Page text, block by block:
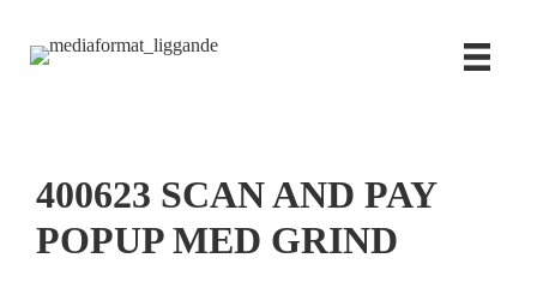
innehåll
400623 SCAN AND PAY
POPUP MED GRIND